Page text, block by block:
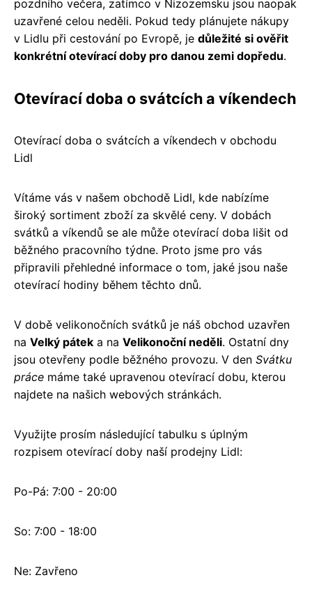
pozdního večera, zatímco v Nizozemsku jsou naopak
uzavřené celou neděli. Pokud tedy plánujete nákupy
v Lidlu při cestování po Evropě, je důležité si ověřit
konkrétní otevírací doby pro danou zemi dopředu.
Otevírací doba o svátcích a víkendech
Otevírací doba o svátcích a víkendech v obchodu
Lidl
Vítáme vás v našem obchodě Lidl, kde nabízíme
široký sortiment zboží za skvělé ceny. V dobách
svátků a víkendů se ale může otevírací doba lišit od
běžného pracovního týdne. Proto jsme pro vás
připravili přehledné informace o tom, jaké jsou naše
otevírací hodiny během těchto dnů.
V době velikonočních svátků je náš obchod uzavřen
na Velký pátek a na Velikonoční neděli. Ostatní dny
jsou otevřeny podle běžného provozu. V den Svátku
práce máme také upravenou otevírací dobu, kterou
najdete na našich webových stránkách.
Využijte prosím následující tabulku s úplným
rozpisem otevírací doby naší prodejny Lidl:
Po-Pá: 7:00 - 20:00
So: 7:00 - 18:00
Ne: Zavřeno